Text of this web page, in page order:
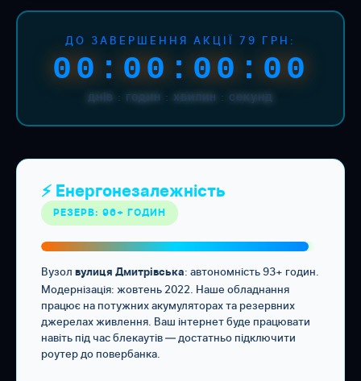
ДО ЗАВЕРШЕННЯ АКЦІЇ 79 ГРН:
00:00:00:00
днів : годин : хвилин : секунд
⚡ Енергонезалежність
РЕЗЕРВ: 96+ ГОДИН
Вузол вулиця Дмитрівська: автономність 93+ годин.
Модернізація: жовтень 2022. Наше обладнання
працює на потужних акумуляторах та резервних
джерелах живлення. Ваш інтернет буде працювати
навіть під час блекаутів — достатньо підключити
роутер до повербанка.